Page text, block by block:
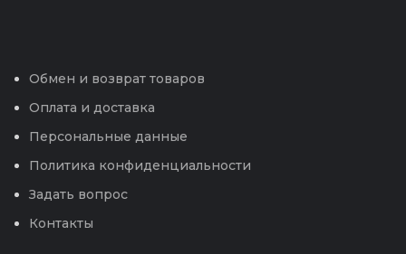
Обмен и возврат товаров
Оплата и доставка
Персональные данные
Политика конфиденциальности
Задать вопрос
Контакты